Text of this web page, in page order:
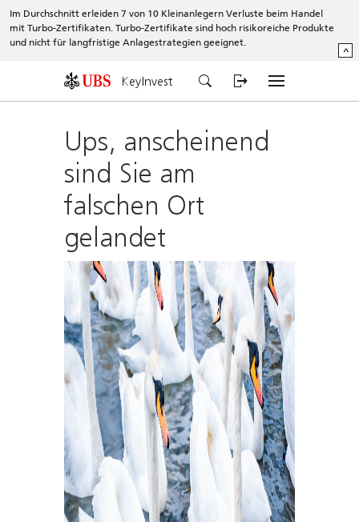
Im Durchschnitt erleiden 7 von 10 Kleinanlegern Verluste beim Handel
mit Turbo-Zertifikaten. Turbo-Zertifikate sind hoch risikoreiche Produkte
und nicht für langfristige Anlagestrategien geeignet.
^
KeyInvest
Ups, anscheinend
sind Sie am
falschen Ort
gelandet